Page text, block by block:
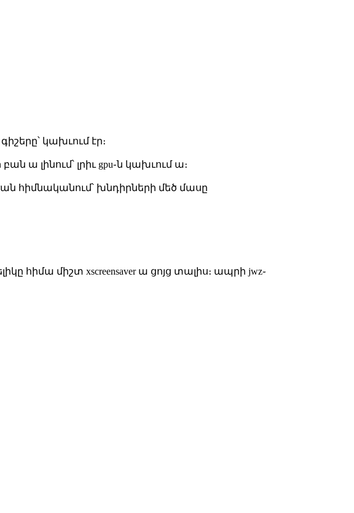
կախւում էր։
ա լինում՝ լրիւ gpu֊ն կախւում ա։
հիմնականում՝ խնդիրների մեծ մասը
հիմա միշտ xscreensaver ա ցոյց տալիս։ ապրի jwz֊